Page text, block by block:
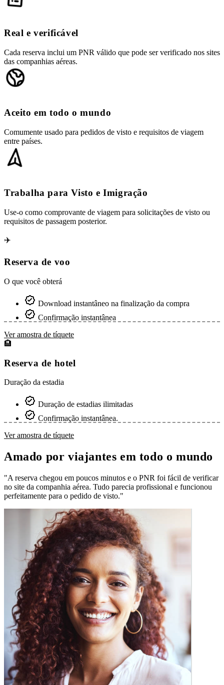
Real e verificável
Cada reserva inclui um PNR válido que pode ser verificado nos sites
das companhias aéreas.
Aceito em todo o mundo
Comumente usado para pedidos de visto e requisitos de viagem
entre países.
Trabalha para Visto e Imigração
Use-o como comprovante de viagem para solicitações de visto ou
requisitos de passagem posterior.
✈️
Reserva de voo
O que você obterá
Download instantâneo na finalização da compra
Confirmação instantânea
Ver amostra de tíquete
🏨
Reserva de hotel
Duração da estadia
Duração de estadias ilimitadas
Confirmação instantânea.
Ver amostra de tíquete
Amado por viajantes em todo o mundo
"A reserva chegou em poucos minutos e o PNR foi fácil de verificar
no site da companhia aérea. Tudo parecia profissional e funcionou
perfeitamente para o pedido de visto."